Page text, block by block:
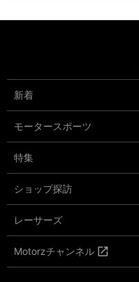
新着
モータースポーツ
特集
ショップ探訪
レーサーズ
Motorzチャンネル